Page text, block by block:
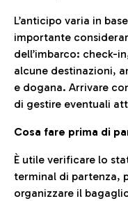
L’anticipo varia in
importante
dell’imbarco: check-
alcune destinazioni,
e dogana. Arrivare
di gestire eventuali
Cosa fare prima di
È utile verificare lo
terminal di partenza,
organizzare il